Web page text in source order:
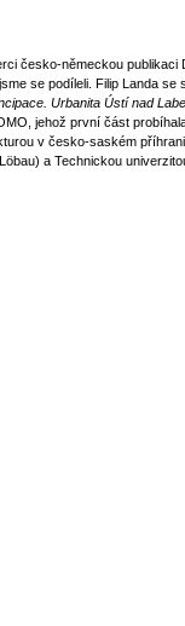
česko-německou publikaci
se podíleli. Filip Landa
Urbanita Ústí nad
jehož první část
v česko-saském
a Technickou